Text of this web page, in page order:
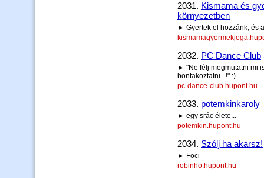
2031. Kismama és
környezetben
► Gyertek el hozzánk, és
2032. PC Dance Club
► "Ne félj megmutatni mi
bontakoztatni...!" :)
pc-dance-club.hupont.hu
2033. potemkinkaroly
► egy srác élete...
potemkin.hupont.hu
2034. Szólj ha akarsz!
► Foci
robinho.hupont.hu